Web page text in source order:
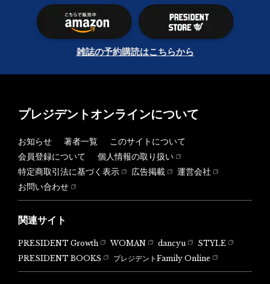
雑誌の予約購読はこちらから
プレジデントオンラインについて
お知らせ 著者一覧
このサイトについて
会員登録について
個人情報の取り扱い
特定商取引法に基づく表示
広告掲載
運営会社
お問い合わせ
関連サイト
PRESIDENT Growth WOMAN dancyu
STYLE
PRESIDENT BOOKS
プレジデントFamily Online